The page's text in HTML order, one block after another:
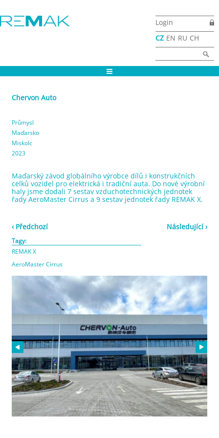
Login
CZ EN RU CH
Chervon Auto
Průmysl
Maďarsko
Miskolc
2023
Maďarský závod globálního výrobce dílů i konstrukčních
celků vozidel pro elektrická i tradiční auta. Do nové výrobní
haly jsme dodali 7 sestav vzduchotechnických jednotek
řady AeroMaster Cirrus a 9 sestav jednotek řady REMAK X.
‹ Předchozí Následující ›
Tagy:
REMAK X
AeroMaster Cirrus